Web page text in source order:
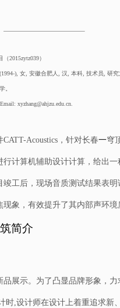
（2015zytz039）
(1994-), 女, 安徽合肥人, 汉, 本科, 技术员, 研究
。
xyzhang@ahjzu.edu.cn.
CATT-Acoustics，针对长春一穹
行计算机辅助设计计算， 给出一
竣工后， 现场音质测试结果表明
现象，有效提升了其内部声环境
简介
品展示。为了凸显品牌形象，
时,设计师在设计上着重追求新